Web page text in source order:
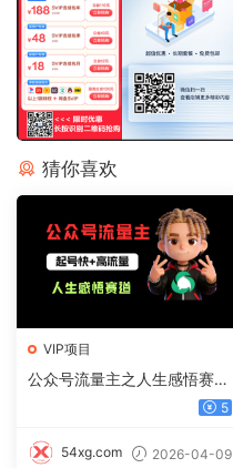
猜你喜欢
VIP项目
公众号流量主之人生感悟赛
道，起号快+高流量，单日阅5
54xg.com 2026-04-09